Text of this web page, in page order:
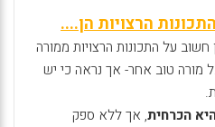
הרצויות הן....
על התכונות הרצויות ממורה
מורה טוב אחר- אך נראה כי יש
הכרחית, אך ללא ספק